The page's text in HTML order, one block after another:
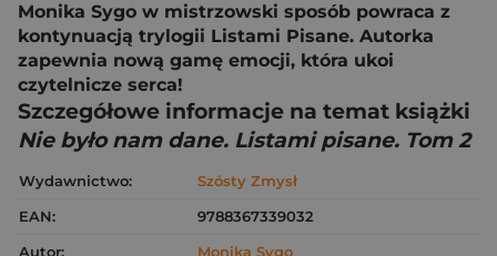
Monika Sygo w mistrzowski sposób powraca z
kontynuacją trylogii Listami Pisane. Autorka
zapewnia nową gamę emocji, która ukoi
czytelnicze serca!
Szczegółowe informacje na temat książki
Nie było nam dane. Listami pisane. Tom 2
Wydawnictwo:
Szósty Zmysł
EAN:
9788367339032
Autor:
Monika Sygo